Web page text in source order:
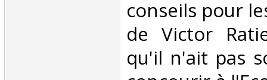
conseils pour
de Victor
qu'il n'ait pas